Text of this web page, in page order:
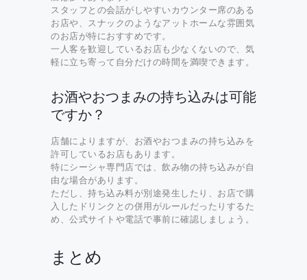
スタッフとの会話がしやすいカウンター席のある
お店や、スナックのようなアットホームな雰囲気
のお店が特におすすめです。
一人客を歓迎しているお店も少なくないので、気
軽に立ち寄って自分だけの時間を満喫できます。
お酒やおつまみの持ち込みは可能
ですか？
店舗によりますが、お酒やおつまみの持ち込みを
許可しているお店もあります。
特にシーシャ専門店では、飲み物の持ち込みが自
由な場合があります。
ただし、持ち込み料が別途発生したり、お店で購
入したドリンクとの併用がルールだったりするた
め、公式サイトや電話で事前に確認しましょう。
まとめ